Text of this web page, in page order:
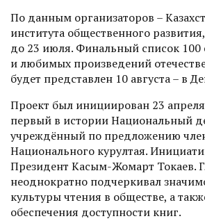
По данным организаторов –
института общественного
до 23 июля. Финальный список
и любимых произведений
будет представлен 10 августа – в
Проект был инициирован 23
первый в истории Национальный
учреждённый по предложению
Национального курултая.
Президент Касым-Жомарт Токаев.
неоднократно подчеркивал
культуры чтения в обществе, а
обеспечения доступности книг.